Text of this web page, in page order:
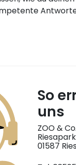
So
uns
ZOO &
01587